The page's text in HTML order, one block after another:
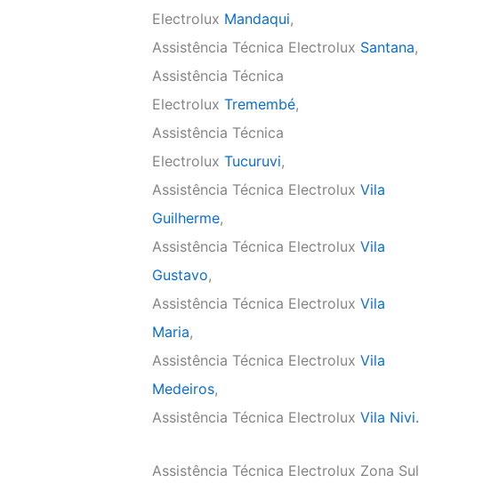
Electrolux Mandaqui,
Assistência Técnica Electrolux Santana,
Assistência Técnica
Electrolux Tremembé,
Assistência Técnica
Electrolux Tucuruvi,
Assistência Técnica Electrolux Vila
Guilherme,
Assistência Técnica Electrolux Vila
Gustavo,
Assistência Técnica Electrolux Vila
Maria,
Assistência Técnica Electrolux Vila
Medeiros,
Assistência Técnica Electrolux Vila Nivi.
Assistência Técnica Electrolux Zona Sul